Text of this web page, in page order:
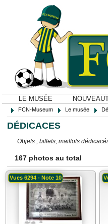
LE MUSÉE
FCN-Museum Le musée
DÉDICACES
Objets , billets, maillots
167 photos au total
Vues 6294 - Note 10